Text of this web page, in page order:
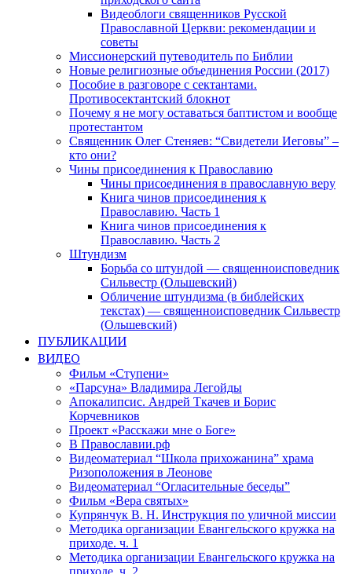
Видеоблоги священников Русской
Православной Церкви: рекомендации и
советы
Миссионерский путеводитель по Библии
Новые религиозные объединения России (2017)
Пособие в разговоре с сектантами.
Противосектантский блокнот
Почему я не могу оставаться баптистом и вообще
протестантом
Священник Олег Стеняев: “Свидетели Иеговы” –
кто они?
Чины присоединения к Православию
Чины присоединения в православную веру
Книга чинов присоединения к
Православию. Часть 1
Книга чинов присоединения к
Православию. Часть 2
Штундизм
Борьба со штундой — священноисповедник
Сильвестр (Ольшевский)
Обличение штундизма (в библейских
текстах) — священноисповедник Сильвестр
(Ольшевский)
ПУБЛИКАЦИИ
ВИДЕО
Фильм «Ступени»
«Парсуна» Владимира Легойды
Апокалипсис. Андрей Ткачев и Борис
Корчевников
Проект «Расскажи мне о Боге»
В Православии.рф
Видеоматериал “Школа прихожанина” храма
Ризоположения в Леонове
Видеоматериал “Огласительные беседы”
Фильм «Вера святых»
Купрянчук В. Н. Инструкция по уличной миссии
Методика организации Евангельского кружка на
приходе. ч. 1
Методика организации Евангельского кружка на